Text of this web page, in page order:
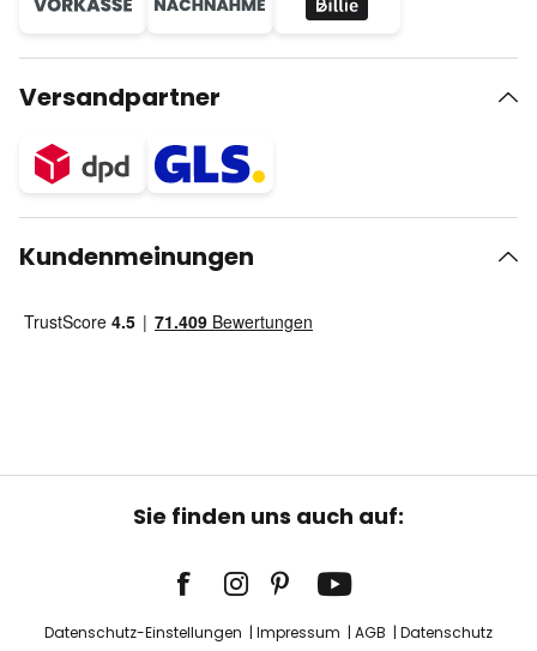
Versandpartner
Kundenmeinungen
Sie finden uns auch auf:
Datenschutz-Einstellungen Impressum AGB Datenschutz